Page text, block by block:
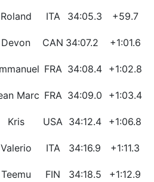
Roland ITA 34:05.3 +59.7
Devon CAN 34:07.2 +1:01.6
FRA 34:08.4 +1:02.8
Marc FRA 34:09.0 +1:03.4
Kris USA 34:12.4 +1:06.8
Valerio ITA 34:16.9 +1:11.3
Teemu FIN 34:18.5 +1:12.9